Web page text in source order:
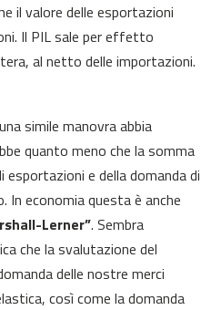
il valore delle esportazioni
Il PIL sale per effetto
al netto delle importazioni.
simile manovra abbia
quanto meno che la somma
e della domanda di
In economia questa è anche
Lerner”. Sembra
che la svalutazione del
delle nostre merci
così come la domanda